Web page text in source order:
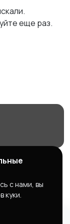
еще раз.
Работа |
ОГРН
с нами, вы
куки.